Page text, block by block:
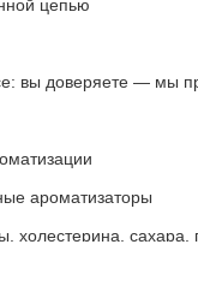
цепью
вы доверяете — мы
ароматизаторы
холестерина, сахара,
белок для